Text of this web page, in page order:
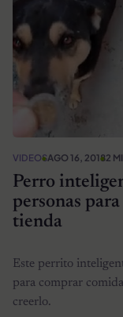
VIDEOSAGO 16, 20182
Perro
personas
tienda
Este perrito
para comprar
creerlo.